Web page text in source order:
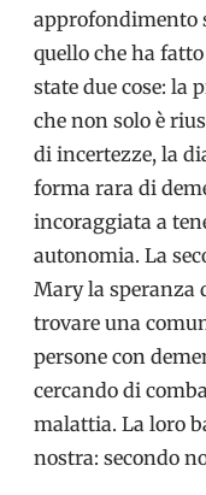
approfondimento
quello che ha
state due cose: la
che non solo è
di incertezze, la
forma rara di
incoraggiata a
autonomia. La
Mary la speranza
trovare una
persone con
cercando di
malattia. La loro
nostra: secondo